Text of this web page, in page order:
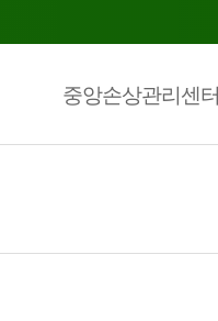
중앙손상관리센터